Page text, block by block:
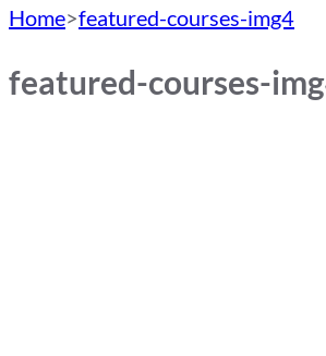
Home>featured-courses-img4
featured-courses-